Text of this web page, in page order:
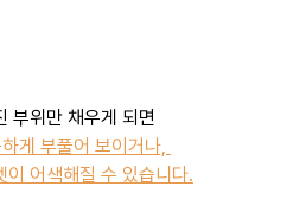
부위만 채우게 되면
게 부풀어 보이거나,
이 어색해질 수 있습니다.